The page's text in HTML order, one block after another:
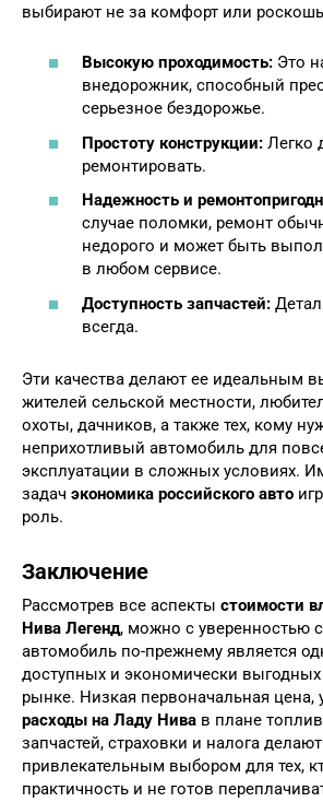
выбирают не за комфорт или
Высокую проходимость: Это
внедорожник, способный
серьезное бездорожье.
Простоту конструкции: Легко
ремонтировать.
Надежность и
случае поломки, ремонт
недорого и может быть
в любом сервисе.
Доступность запчастей:
всегда.
Эти качества делают ее идеальным
жителей сельской местности,
охоты, дачников, а также тех, кому
неприхотливый автомобиль для
эксплуатации в сложных условиях.
задач экономика российского авто
роль.
Заключение
Рассмотрев все аспекты стоимости
Нива Легенд, можно с уверенностью
автомобиль по-прежнему является
доступных и экономически
рынке. Низкая первоначальная цена,
расходы на Ладу Нива в плане
запчастей, страховки и налога
привлекательным выбором для тех,
практичность и не готов